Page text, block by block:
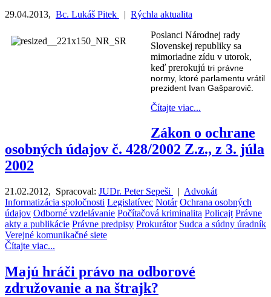
29.04.2013, Bc. Lukáš Pitek | Rýchla aktualita
Poslanci Národnej rady
Slovenskej republiky sa
mimoriadne zídu v utorok,
keď prerokujú tri právne
normy, ktoré parlamentu vrátil
prezident Ivan Gašparovič.
Čítajte viac...
Zákon o ochrane
osobných údajov č. 428/2002 Z.z., z 3. júla
2002
21.02.2012, Spracoval: JUDr. Peter Sepeši | Advokát
Informatizácia spoločnosti Legislatívec Notár Ochrana osobných
údajov Odborné vzdelávanie Počítačová kriminalita Policajt Právne
akty a publikácie Právne predpisy Prokurátor Sudca a súdny úradník
Verejné komunikačné siete
Čítajte viac...
Majú hráči právo na odborové
združovanie a na štrajk?